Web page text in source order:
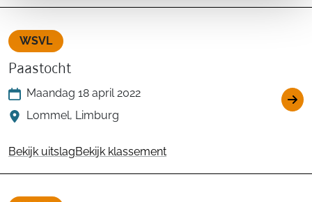
WSVL
Paastocht
Maandag 18 april 2022
Lommel, Limburg
Bekijk uitslagBekijk klassement